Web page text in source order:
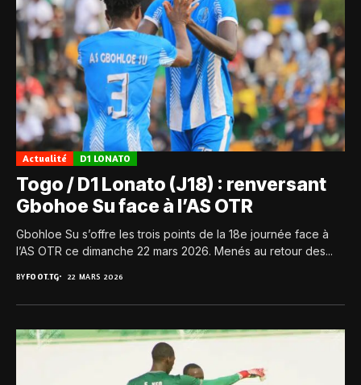
Actualité D1 LONATO
Togo / D1 Lonato (J18) : renversant
Gbohoe Su face à l’AS OTR
Gbohloe Su s’offre les trois points de la 18e journée face à
l’AS OTR ce dimanche 22 mars 2026. Menés au retour des...
BYFOOT.TG 22 MARS 2026